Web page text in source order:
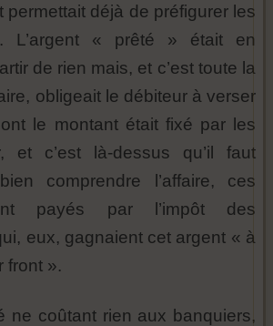
permettait déjà de préfigurer les
L’argent « prêté » était en
de rien mais, et c’est toute la
obligeait le débiteur à verser
le montant était fixé par les
et c’est là-dessus qu’il faut
comprendre l’affaire, ces
payés par l’impôt des
eux, gagnaient cet argent « à
front ».
ne coûtant rien aux banquiers,